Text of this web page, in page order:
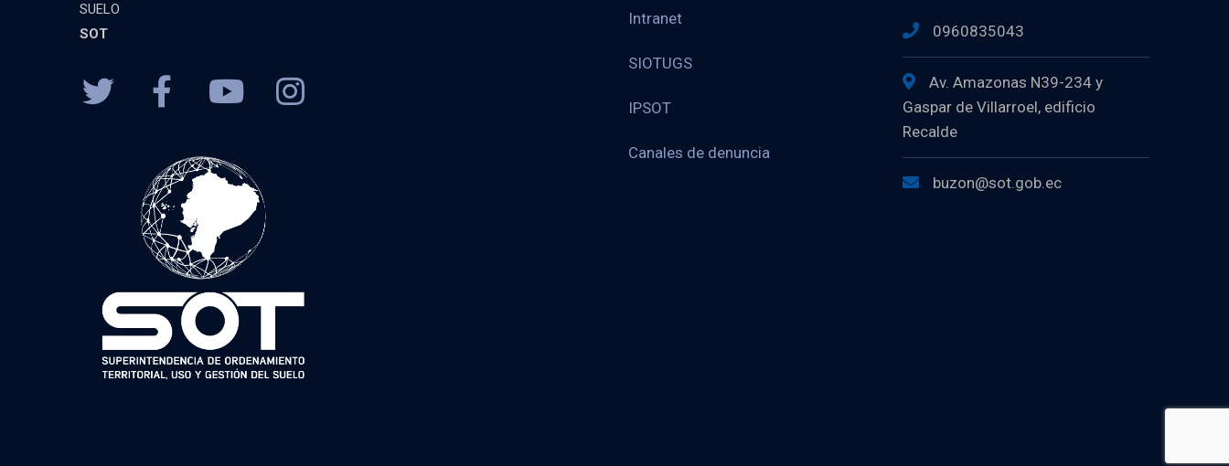
SUELO
SOT
Intranet
SIOTUGS
IPSOT
Canales de denuncia
0960835043
Av. Amazonas N39-234 y
Gaspar de Villarroel, edificio
Recalde
buzon@sot.gob.ec